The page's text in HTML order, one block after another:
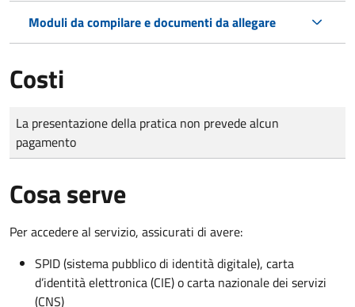
Moduli da compilare e documenti da allegare
Costi
Tipo di pagamento
Importo
La presentazione della pratica non prevede alcun
pagamento
Cosa serve
Per accedere al servizio, assicurati di avere:
SPID (sistema pubblico di identità digitale), carta
d’identità elettronica (CIE) o carta nazionale dei servizi
(CNS)